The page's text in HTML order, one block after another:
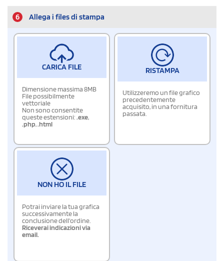
6 Allega i files di stampa
CARICA FILE
Dimensione massima 8MB
File possibilmente
vettoriale
Non sono consentite
queste estensioni:.exe,
.php,.html
RISTAMPA
Utilizzeremo un file grafico
precedentemente
acquisito, in una fornitura
passata.
NON HO IL FILE
Potrai inviare la tua grafica
successivamente la
conclusione dell'ordine.
Riceverai indicazioni via
email.